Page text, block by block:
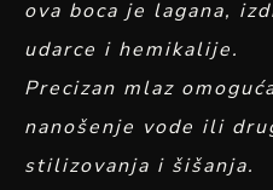
ova boca je lagana,
udarce i hemikalije.
Precizan mlaz
nanošenje vode ili
stilizovanja i šišanja.